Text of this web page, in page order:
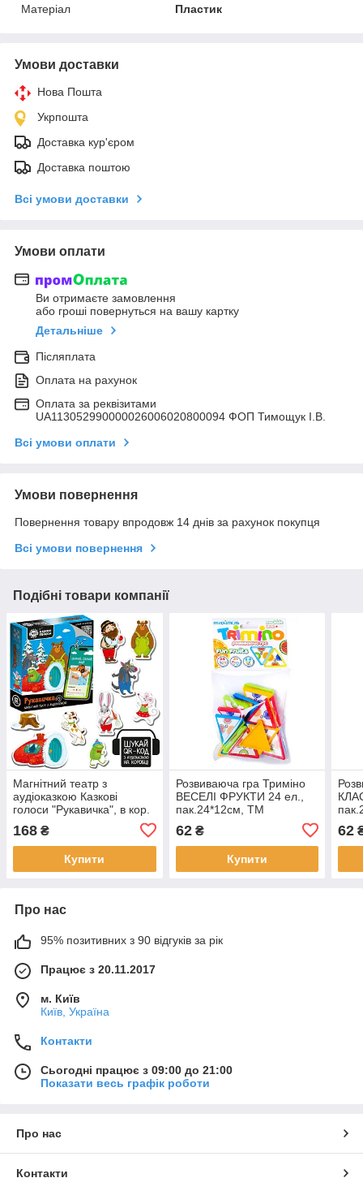
Матеріал
Пластик
Умови доставки
Нова Пошта
Укрпошта
Доставка кур'єром
Доставка поштою
Всі умови доставки
Умови оплати
Ви отримаєте замовлення
або гроші повернуться на вашу картку
Детальніше
Післяплата
Оплата на рахунок
Оплата за реквізитами
UA113052990000026006020800094 ФОП Тимощук І.В.
Всі умови оплати
Умови повернення
Повернення товару впродовж 14 днів за рахунок покупця
Всі умови повернення
Подібні товари компанії
Магнітний театр з
аудіоказкою Казкові
голоси "Рукавичка", в кор.
18*16*4см, ТМ Vladi Toys,
Україна
168 ₴
Купити
Розвиваюча гра Триміно
ВЕСЕЛІ ФРУКТИ 24 ел.,
пак.24*12см, ТМ
62₴
Купити
62
Про нас
95% позитивних з 90 відгуків за рік
Працює з 20.11.2017
м. Київ
Київ, Україна
Контакти
Сьогодні працює з 09:00 до 21:00
Показати весь графік роботи
Про нас
Контакти